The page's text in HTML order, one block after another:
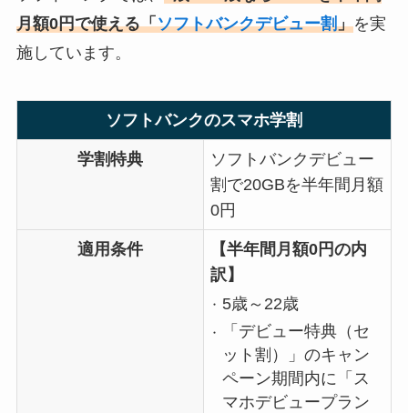
月額0円で使える「ソフトバンクデビュー割」を実
施しています。
ソフトバンクのスマホ学割
学割特典
ソフトバンクデビュー
割で20GBを半年間月額
0円
適用条件
【半年間月額0円の内
訳】
5歳～22歳
「デビュー特典（セ
ット割）」のキャン
ペーン期間内に「ス
マホデビュープラン